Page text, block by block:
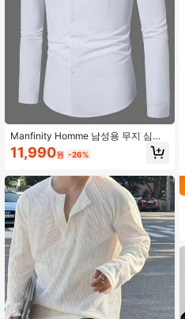
Manfinity Homme 남성용 무지 심플
올매치 데일리 긴팔 셔츠, 가을용, 포
멀
11,990원 -26%